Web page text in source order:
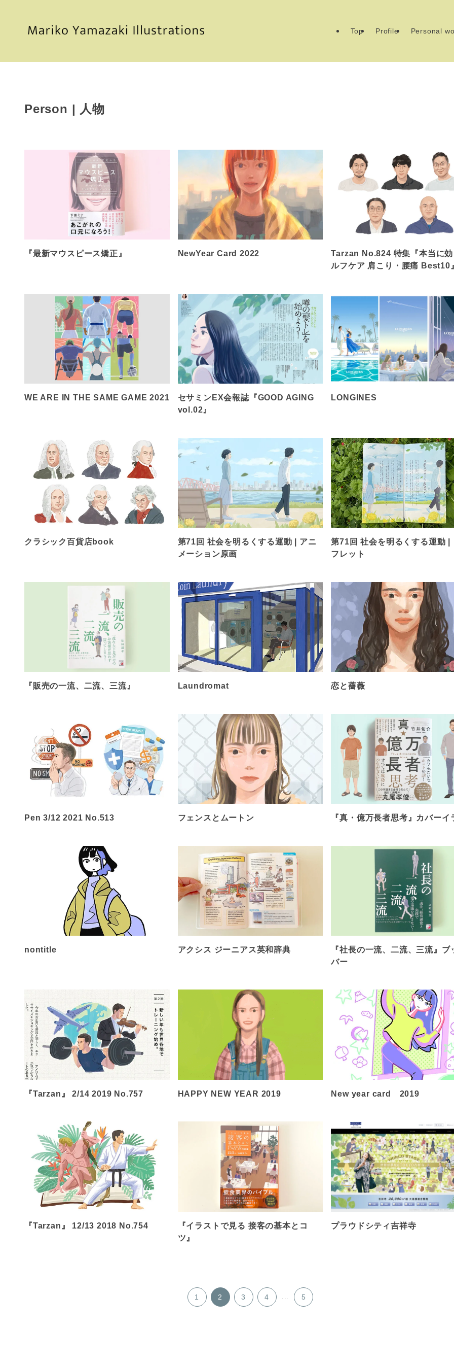
Top Profile Personal
Person | 人物
『最新マウスピース矯正』 NewYear Card 2022
Tarzan No.824 特集『本当に
ルフケア 肩こり・腰痛 Best10
WE ARE IN THE SAME GAME 2021
セサミンEX会報誌『GOOD AGING
vol.02』
LONGINES
クラシック百貨店book
第71回 社会を明るくする運動 | アニ
メーション原画
第71回 社会を明るくする運動 |
フレット
『販売の一流、二流、三流』 Laundromat 恋と薔薇
Pen 3/12 2021 No.513 フェンスとムートン 『真・億万長者思考』カバーイ
nontitle アクシス ジーニアス英和辞典
『社長の一流、二流、三流』ブ
バー
『Tarzan』 2/14 2019 No.757 HAPPY NEW YEAR 2019 New year card 2019
『Tarzan』 12/13 2018 No.754
『イラストで見る 接客の基本とコ
ツ』
プラウドシティ吉祥寺
1 2 3 4 ... 5